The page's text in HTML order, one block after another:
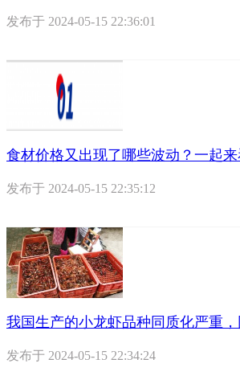
发布于 2024-05-15 22:36:01
食材价格又出现了哪些波动？一起
发布于 2024-05-15 22:35:12
我国生产的小龙虾品种同质化严重
发布于 2024-05-15 22:34:24